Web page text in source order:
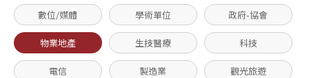
數位/媒體 學術單位 政府-協會
物業地產 生技醫療 科技
電信 製造業 觀光旅遊